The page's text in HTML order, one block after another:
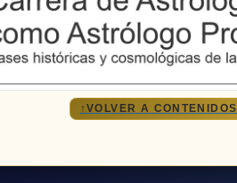
↑VOLVER A CONTENIDOS